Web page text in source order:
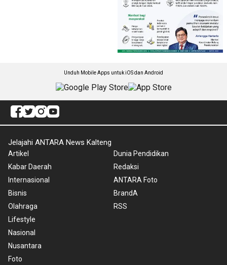
Unduh Mobile Apps untuk iOS dan Android
Jelajahi ANTARA News Kalteng
Artikel
Kabar Daerah
Internasional
Bisnis
Olahraga
Lifestyle
Nasional
Nusantara
Foto
Dunia Pendidikan
Redaksi
ANTARA Foto
BrandA
RSS